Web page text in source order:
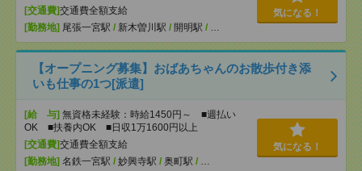
[交通費]交通費全額支給
[勤務地] 尾張一宮駅 / 新木曽川駅 / 開明駅 / …
気になる！
【オープニング募集】おばあちゃんのお散歩付き添
いも仕事の1つ[派遣]
[給 与] 無資格未経験：時給1450円～ ■週払い
OK ■扶養内OK ■日収1万1600円以上
[交通費]交通費全額支給
[勤務地] 名鉄一宮駅 / 妙興寺駅 / 奥町駅 / …
気になる！